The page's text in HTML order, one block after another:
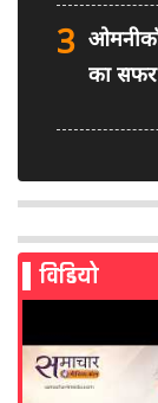
3
का सफर
मिलेगी
5 AI से
विडियो